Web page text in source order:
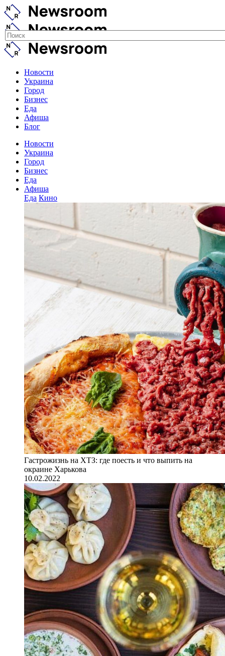
Новости
Украина
Город
Бизнес
Еда
Афиша
Блог
Новости
Украина
Город
Бизнес
Еда
Афиша
Еда Кино
Гастрожизнь на ХТЗ: где поесть и что выпить на
окраине Харькова
10.02.2022